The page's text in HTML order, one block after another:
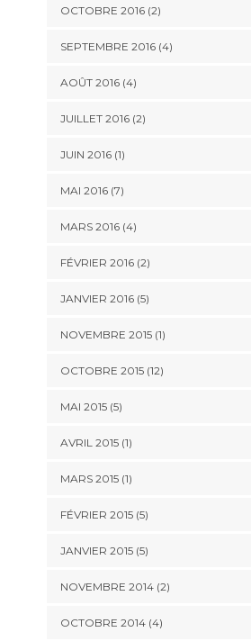
OCTOBRE 2016 (2)
SEPTEMBRE 2016 (4)
AOÛT 2016 (4)
JUILLET 2016 (2)
JUIN 2016 (1)
MAI 2016 (7)
MARS 2016 (4)
FÉVRIER 2016 (2)
JANVIER 2016 (5)
NOVEMBRE 2015 (1)
OCTOBRE 2015 (12)
MAI 2015 (5)
AVRIL 2015 (1)
MARS 2015 (1)
FÉVRIER 2015 (5)
JANVIER 2015 (5)
NOVEMBRE 2014 (2)
OCTOBRE 2014 (4)